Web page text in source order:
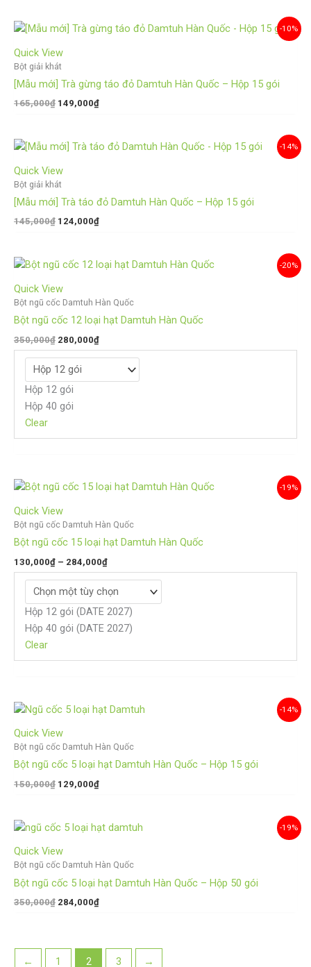
-10%
Quick View
Bột giải khát
[Mẫu mới] Trà gừng táo đỏ Damtuh Hàn Quốc – Hộp 15 gói
165,000₫
Giá
là:
165,000₫.
149,000₫
Giá
-14%
Quick View
Bột giải khát
[Mẫu mới] Trà táo đỏ Damtuh Hàn Quốc – Hộp 15 gói
145,000₫
Giá
là:
145,000₫.
124,000₫
Giá
-20%
Quick View
Bột ngũ cốc Damtuh Hàn Quốc
Bột ngũ cốc 12 loại hạt Damtuh Hàn Quốc
350,000₫
Giá
là:
350,000₫.
280,000₫
Giá
là:
280,000₫.
Hộp 12 gói
Hộp 40 gói
Clear
-19%
Quick View
Bột ngũ cốc Damtuh Hàn Quốc
Bột ngũ cốc 15 loại hạt Damtuh Hàn Quốc
130,000₫ – 284,000₫
Khoảng
130,000₫
đến
284,000₫
Hộp 12 gói (DATE 2027)
Hộp 40 gói (DATE 2027)
Clear
-14%
Quick View
Bột ngũ cốc Damtuh Hàn Quốc
Bột ngũ cốc 5 loại hạt Damtuh Hàn Quốc – Hộp 15 gói
150,000₫
Giá
là:
150,000₫.
129,000₫
Giá
hiện
là:
129,000₫.
-19%
Quick View
Bột ngũ cốc Damtuh Hàn Quốc
Bột ngũ cốc 5 loại hạt Damtuh Hàn Quốc – Hộp 50 gói
350,000₫
Giá
là:
350,000₫.
284,000₫
Giá
hiện
là:
284,000₫.
← 1 2 3 →